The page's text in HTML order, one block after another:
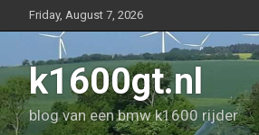
to
Friday, August 7, 2026
k1600gt.nl
blog van een bmw k1600 rijder